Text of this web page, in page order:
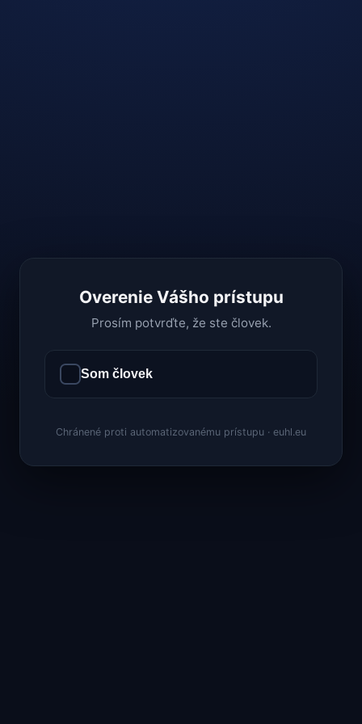
Overenie Vášho prístupu
Prosím potvrďte, že ste človek.
Som človek
Chránené proti automatizovanému prístupu · euhl.eu